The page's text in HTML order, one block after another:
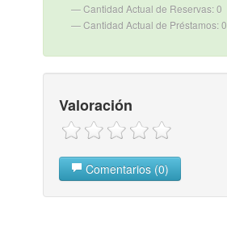
Cantidad Actual de Reservas: 0
Cantidad Actual de Préstamos: 0
Valoración
Comentarios (0)